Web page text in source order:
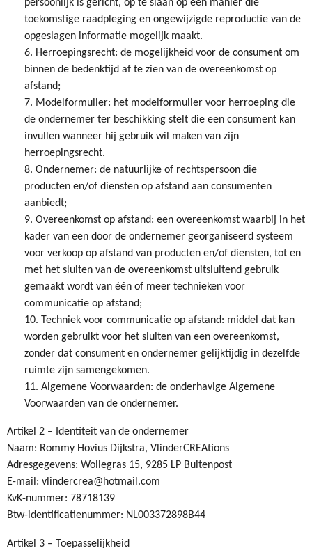
persoonlijk is gericht, op te slaan op een manier die
toekomstige raadpleging en ongewijzigde reproductie van de
opgeslagen informatie mogelijk maakt.
6. Herroepingsrecht: de mogelijkheid voor de consument om
binnen de bedenktijd af te zien van de overeenkomst op
afstand;
7. Modelformulier: het modelformulier voor herroeping die
de ondernemer ter beschikking stelt die een consument kan
invullen wanneer hij gebruik wil maken van zijn
herroepingsrecht.
8. Ondernemer: de natuurlijke of rechtspersoon die
producten en/of diensten op afstand aan consumenten
aanbiedt;
9. Overeenkomst op afstand: een overeenkomst waarbij in het
kader van een door de ondernemer georganiseerd systeem
voor verkoop op afstand van producten en/of diensten, tot en
met het sluiten van de overeenkomst uitsluitend gebruik
gemaakt wordt van één of meer technieken voor
communicatie op afstand;
10. Techniek voor communicatie op afstand: middel dat kan
worden gebruikt voor het sluiten van een overeenkomst,
zonder dat consument en ondernemer gelijktijdig in dezelfde
ruimte zijn samengekomen.
11. Algemene Voorwaarden: de onderhavige Algemene
Voorwaarden van de ondernemer.
Artikel 2 – Identiteit van de ondernemer
Naam: Rommy Hovius Dijkstra, VlinderCREAtions
Adresgegevens: Wollegras 15, 9285 LP Buitenpost
E-mail: vlindercrea@hotmail.com
KvK-nummer: 78718139
Btw-identificatienummer: NL003372898B44
Artikel 3 – Toepasselijkheid